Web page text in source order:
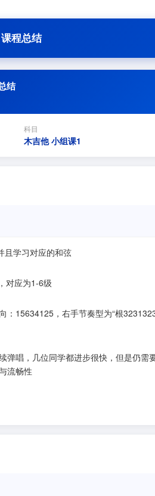
课程总结
结
科目
木吉他 小组课1
且学习对应的和弦
对应为1-6级
15634125，右手节奏型为“根
弹唱，几位同学都进步很快，但是仍需
流畅性